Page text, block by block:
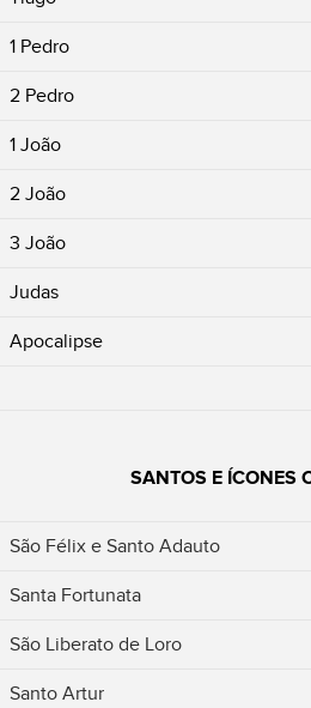
1 Pedro
2 Pedro
1 João
2 João
3 João
Judas
Apocalipse
SANTOS E ÍCONES
São Félix e Santo Adauto
Santa Fortunata
São Liberato de Loro
Santo Artur